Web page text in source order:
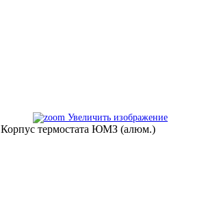
Увеличить изображение
Корпус термостата ЮМЗ (алюм.)